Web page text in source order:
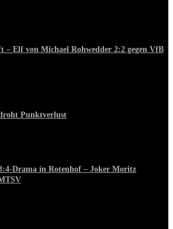
Elf von Michael Rohwedder 2:2 gegen VfB
Punktverlust
Drama in Rotenhof – Joker Moritz